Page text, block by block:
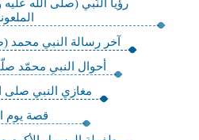
رؤيا النّبي (صلى الله
آخر رسالة النبي محمد
أحوال النبي محمّد
مغازي النبي صلى
قصة يوم